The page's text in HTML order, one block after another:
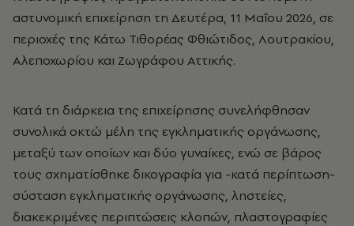
αστυνομική επιχείρηση τη Δευτέρα, 11 Μαΐου 2026, σε
περιοχές της Κάτω Τιθορέας Φθιώτιδος, Λουτρακίου,
Αλεποχωρίου και Ζωγράφου Αττικής.
Κατά τη διάρκεια της επιχείρησης συνελήφθησαν
συνολικά οκτώ μέλη της εγκληματικής οργάνωσης,
μεταξύ των οποίων και δύο γυναίκες, ενώ σε βάρος
τους σχηματίσθηκε δικογραφία για -κατά περίπτωση-
σύσταση εγκληματικής οργάνωσης, ληστείες,
διακεκριμένες περιπτώσεις κλοπών, πλαστογραφίες